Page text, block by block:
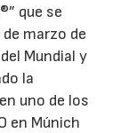
que se
marzo de
Mundial y
la
uno de los
en Múnich